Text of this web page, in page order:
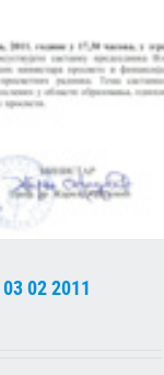
02 2011
Штрајк